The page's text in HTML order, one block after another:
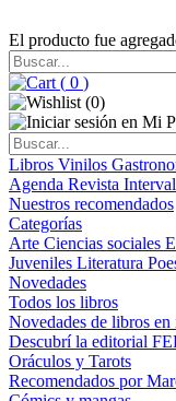
El producto fue
( 0 )
(0)
Libros Vinilos
Agenda Revista
Nuestros recomendados
Categorías
Arte Ciencias sociales
Juveniles Literatura
Novedades
Todos los libros
Novedades de libros en
Descubrí la editorial
Oráculos y Tarots
Recomendados por